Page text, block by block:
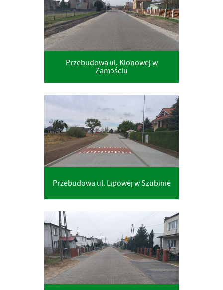
Przebudowa ul. Klonowej w
Zamościu
Przebudowa ul. Lipowej w Szubinie